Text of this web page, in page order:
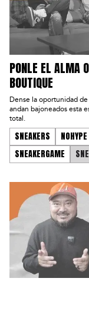
PONLE EL ALMA
BOUTIQUE
Dense la oportunidad
andan bajoneados esta
total.
SNEAKERS NOHYPE
SNEAKERGAME